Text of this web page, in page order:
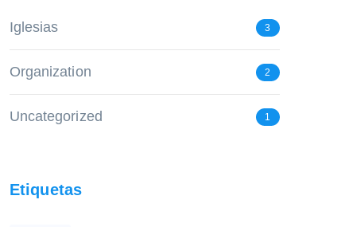
Iglesias 3
Organization 2
Uncategorized 1
Etiquetas